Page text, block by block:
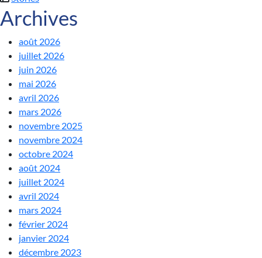
Archives
août 2026
juillet 2026
juin 2026
mai 2026
avril 2026
mars 2026
novembre 2025
novembre 2024
octobre 2024
août 2024
juillet 2024
avril 2024
mars 2024
février 2024
janvier 2024
décembre 2023